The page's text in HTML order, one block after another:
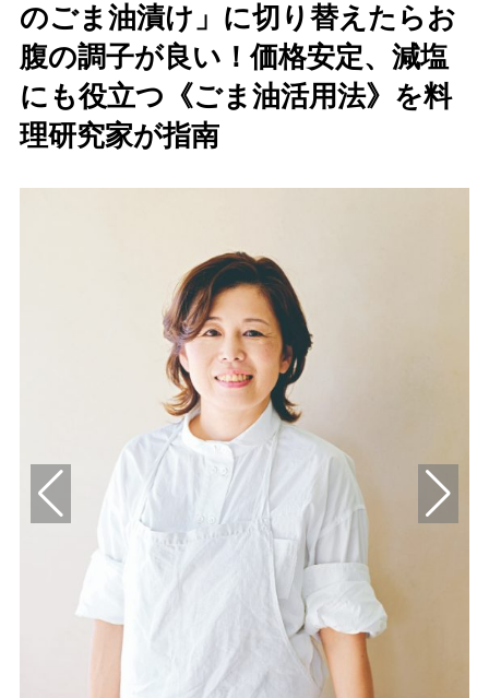
のごま油漬け」に切り替えたらお
腹の調子が良い！価格安定、減塩
にも役立つ《ごま油活用法》を料
理研究家が指南